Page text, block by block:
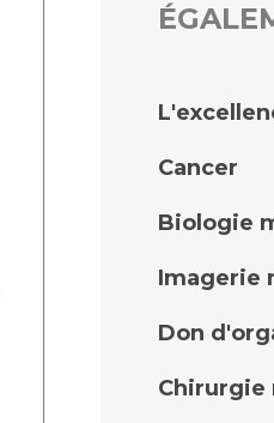
Cancer
Biologie
Imagerie
Don
Chirurgie